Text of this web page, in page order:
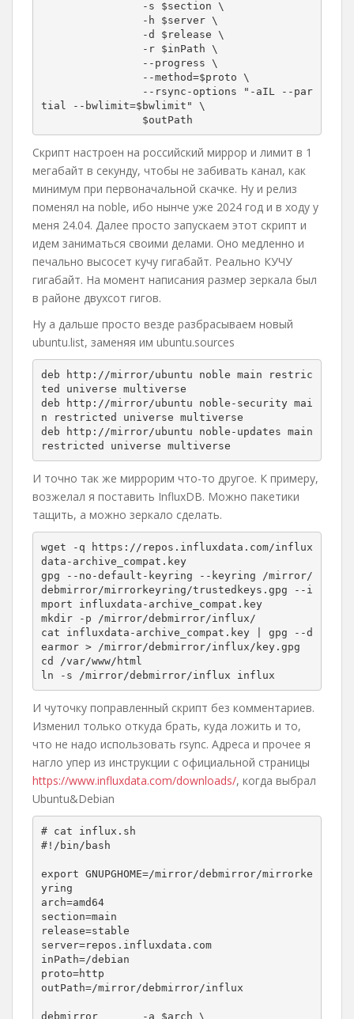
tial --bwlimit=$bwlimit" \
                $outPath
Скрипт настроен на российский миррор и лимит в 1
мегабайт в секунду, чтобы не забивать канал, как
минимум при первоначальной скачке. Ну и релиз
поменял на noble, ибо нынче уже 2024 год и в ходу у
меня 24.04. Далее просто запускаем этот скрипт и
идем заниматься своими делами. Оно медленно и
печально высосет кучу гигабайт. Реально КУЧУ
гигабайт. На момент написания размер зеркала был
в районе двухсот гигов.
Ну а дальше просто везде разбрасываем новый
ubuntu.list, заменяя им ubuntu.sources
deb http://mirror/ubuntu noble main restric
ted universe multiverse
deb http://mirror/ubuntu noble-security mai
n restricted universe multiverse
deb http://mirror/ubuntu noble-updates main
restricted universe multiverse
И точно так же миррорим что-то другое. К примеру,
возжелал я поставить InfluxDB. Можно пакетики
тащить, а можно зеркало сделать.
wget -q https://repos.influxdata.com/influx
data-archive_compat.key
gpg --no-default-keyring --keyring /mirror/
debmirror/mirrorkeyring/trustedkeys.gpg --i
mport influxdata-archive_compat.key
mkdir -p /mirror/debmirror/influx/
cat influxdata-archive_compat.key | gpg --d
earmor > /mirror/debmirror/influx/key.gpg
cd /var/www/html
ln -s /mirror/debmirror/influx influx
И чуточку поправленный скрипт без комментариев.
Изменил только откуда брать, куда ложить и то,
что не надо использовать rsync. Адреса и прочее я
нагло упер из инструкции с официальной страницы
https://www.influxdata.com/downloads/, когда выбрал
Ubuntu&Debian
# cat influx.sh
#!/bin/bash
export GNUPGHOME=/mirror/debmirror/mirrorke
yring
arch=amd64
section=main
release=stable
server=repos.influxdata.com
inPath=/debian
proto=http
outPath=/mirror/debmirror/influx
debmirror       -a $arch \